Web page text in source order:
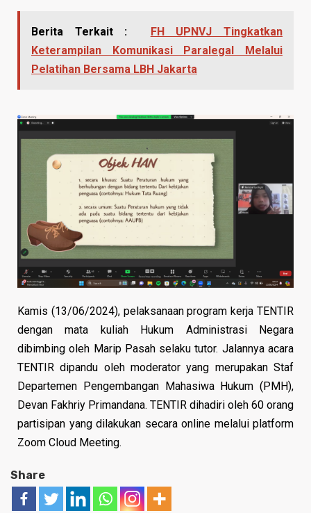
Berita Terkait :
FH UPNVJ Tingkatkan
Keterampilan Komunikasi Paralegal Melalui
Pelatihan Bersama LBH Jakarta
Kamis (13/06/2024), pelaksanaan program kerja TENTIR
dengan mata kuliah Hukum Administrasi Negara
dibimbing oleh Marip Pasah selaku tutor. Jalannya acara
TENTIR dipandu oleh moderator yang merupakan Staf
Departemen Pengembangan Mahasiwa Hukum (PMH),
Devan Fakhriy Primandana. TENTIR dihadiri oleh 60 orang
partisipan yang dilakukan secara online melalui platform
Zoom Cloud Meeting.
Share